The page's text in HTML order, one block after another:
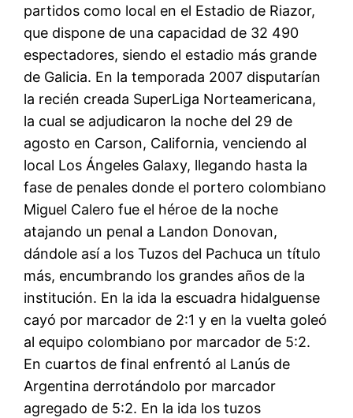
partidos como local en el Estadio de Riazor,
que dispone de una capacidad de 32 490
espectadores, siendo el estadio más grande
de Galicia. En la temporada 2007 disputarían
la recién creada SuperLiga Norteamericana,
la cual se adjudicaron la noche del 29 de
agosto en Carson, California, venciendo al
local Los Ángeles Galaxy, llegando hasta la
fase de penales donde el portero colombiano
Miguel Calero fue el héroe de la noche
atajando un penal a Landon Donovan,
dándole así a los Tuzos del Pachuca un título
más, encumbrando los grandes años de la
institución. En la ida la escuadra hidalguense
cayó por marcador de 2:1 y en la vuelta goleó
al equipo colombiano por marcador de 5:2.
En cuartos de final enfrentó al Lanús de
Argentina derrotándolo por marcador
agregado de 5:2. En la ida los tuzos